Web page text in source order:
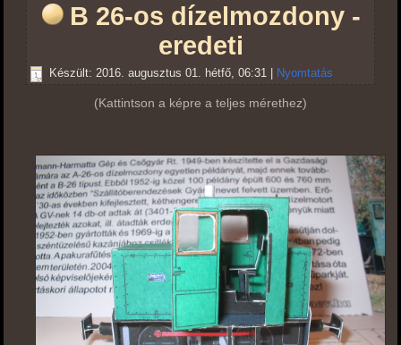
B 26-os dízelmozdony -
eredeti
Készült: 2016. augusztus 01. hétfő, 06:31 Nyomtatás
(Kattintson a képre a teljes mérethez)